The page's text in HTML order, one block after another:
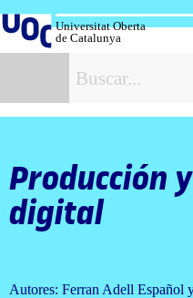
al
contenido
Universitat Oberta
de Catalunya
Producción
digital
Autores: Ferran Adell Español